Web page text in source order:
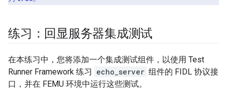
练习：回显服务器集成测试
在本练习中，您将添加一个集成测试组件，以使用 Test
Runner Framework 练习 echo_server 组件的 FIDL 协议接
口，并在 FEMU 环境中运行这些测试。